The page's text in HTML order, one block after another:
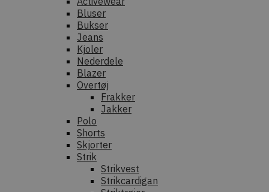
Bluser
Bukser
Jeans
Kjoler
Nederdele
Blazer
Overtøj
Frakker
Jakker
Polo
Shorts
Skjorter
Strik
Strikvest
Strikcardigan